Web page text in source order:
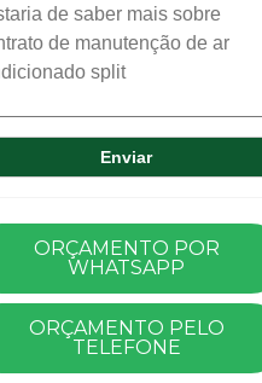
ORÇAMENTO POR
WHATSAPP
ORÇAMENTO PELO
TELEFONE